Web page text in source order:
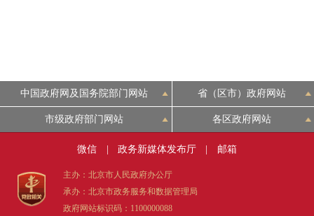
中国政府网及国务院部门网站 省（区市）政府网站
市级政府部门网站 各区政府网站
微信 政务新媒体发布厅 邮箱
主办：北京市人民政府办公厅
承办：北京市政务服务和数据管理局
政府网站标识码：1100000088